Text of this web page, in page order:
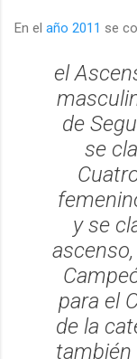
En el año 2011 se
el
de
se
y se
para el
de la
también